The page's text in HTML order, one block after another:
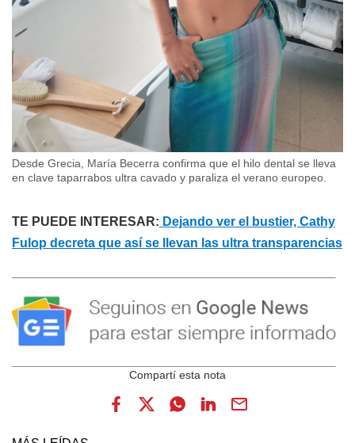
Desde Grecia, María Becerra confirma que el hilo dental se lleva
en clave taparrabos ultra cavado y paraliza el verano europeo.
TE PUEDE INTERESAR: Dejando ver el bustier, Cathy
Fulop decreta que así se llevan las ultra transparencias